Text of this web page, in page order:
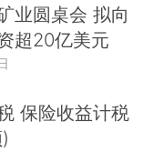
业圆桌会 拟向
超20亿美元
保险收益计税